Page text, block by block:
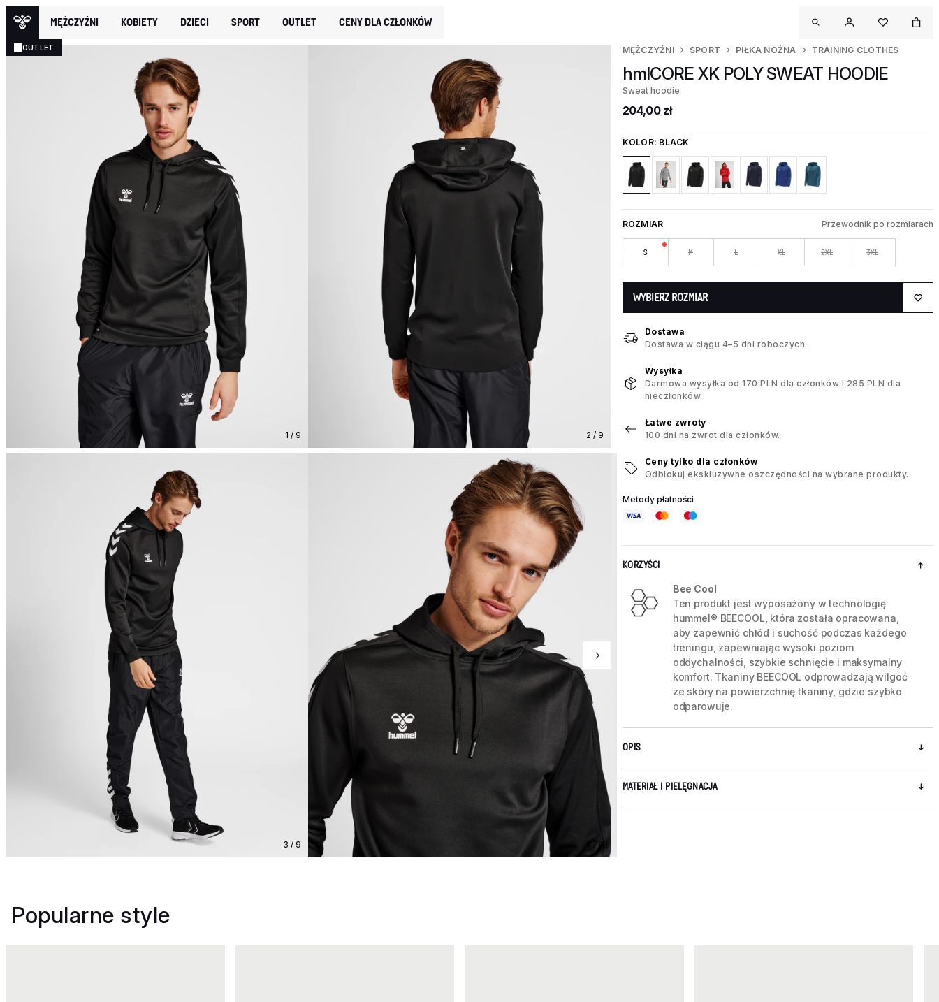
MĘŻCZYŹNI KOBIETY DZIECI SPORT OUTLET CENY DLA CZŁONKÓW
OUTLET
1 / 9 2 / 9
3 / 9 4 / 9
MĘŻCZYŹNI SPORT PIŁKA NOŻNA TRAINING CLOTHES
hmlCORE XK POLY SWEAT HOODIE
Sweat hoodie
204,00 zł
KOLOR: BLACK
ROZMIAR Przewodnik po rozmiarach
S M L XL 2XL 3XL
WYBIERZ ROZMIAR
Dostawa
Dostawa w ciągu 4–5 dni roboczych.
Wysyłka
Darmowa wysyłka od 170 PLN dla członków i 285 PLN dla
nieczłonków.
Łatwe zwroty
100 dni na zwrot dla członków.
Ceny tylko dla członków
Odblokuj ekskluzywne oszczędności na wybrane produkty.
Metody płatności
KORZYŚCI
Bee Cool
Ten produkt jest wyposażony w technologię
hummel® BEECOOL, która została opracowana,
aby zapewnić chłód i suchość podczas każdego
treningu, zapewniając wysoki poziom
oddychalności, szybkie schnięcie i maksymalny
komfort. Tkaniny BEECOOL odprowadzają wilgoć
ze skóry na powierzchnię tkaniny, gdzie szybko
odparowuje.
OPIS
MATERIAŁ I PIELĘGNACJA
Popularne style